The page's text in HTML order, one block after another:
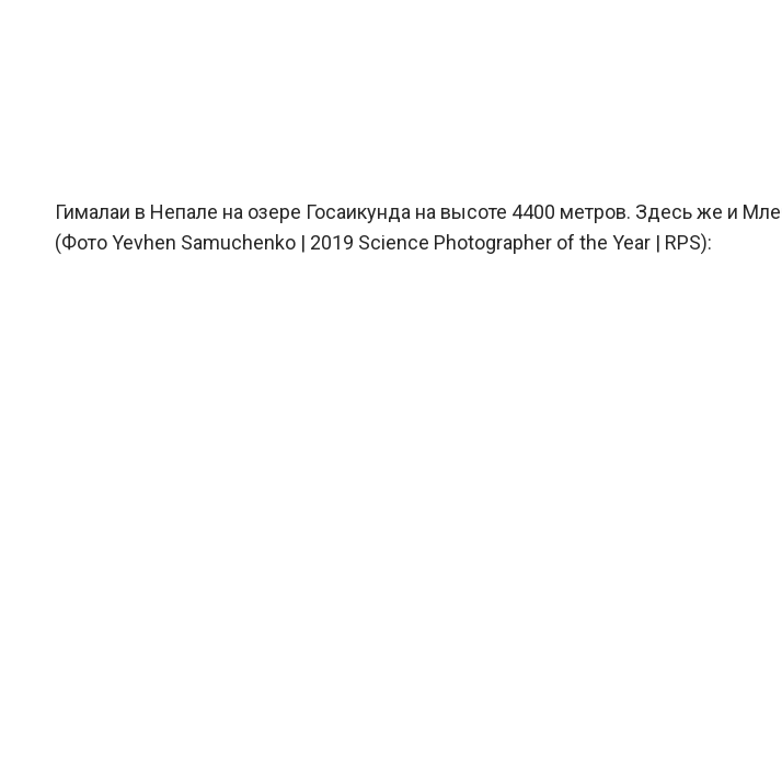
Гималаи в Непале на озере Госаикунда на высоте 4400 метров. Здесь же и
(Фото Yevhen Samuchenko | 2019 Science Photographer of the Year | RPS):